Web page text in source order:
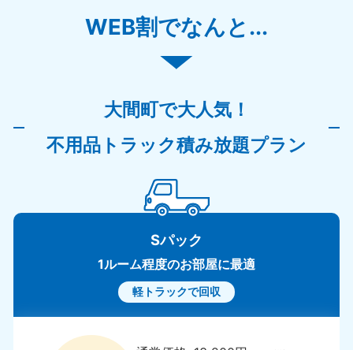
WEB割でなんと...
大間町で大人気！
不用品トラック積み放題プラン
Sパック
1ルーム程度のお部屋に最適
軽トラックで回収